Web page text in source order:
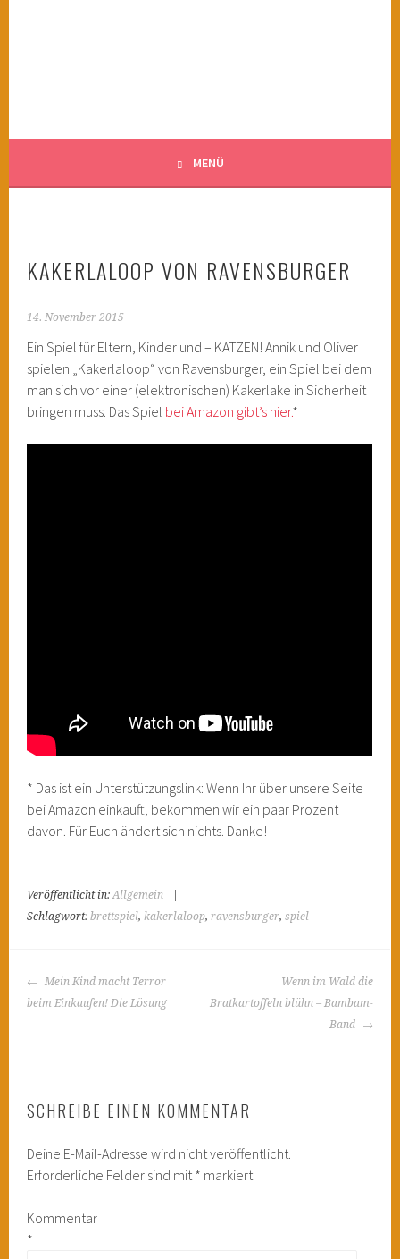
MENÜ
KAKERLALOOP VON RAVENSBURGER
14. November 2015
Ein Spiel für Eltern, Kinder und – KATZEN! Annik und Oliver
spielen „Kakerlaloop“ von Ravensburger, ein Spiel bei dem
man sich vor einer (elektronischen) Kakerlake in Sicherheit
bringen muss. Das Spiel bei Amazon gibt’s hier.*
* Das ist ein Unterstützungslink: Wenn Ihr über unsere Seite
bei Amazon einkauft, bekommen wir ein paar Prozent
davon. Für Euch ändert sich nichts. Danke!
Veröffentlicht in:Allgemein
Schlagwort:brettspiel,kakerlaloop,ravensburger,spiel
BEITRAGS-
NAVIGATION
Mein Kind macht Terror
beim Einkaufen! Die Lösung
Wenn im Wald die
Bratkartoffeln blühn – Bambam-
Band
SCHREIBE EINEN KOMMENTAR
Deine E-Mail-Adresse wird nicht veröffentlicht.
Erforderliche Felder sind mit * markiert
Kommentar
*